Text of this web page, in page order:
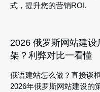
式，提升您的营销ROI.
2026 俄罗斯网站建
架？利弊对比一看懂
俄语建站怎么做？直接谈
2026年俄罗斯网站建设的